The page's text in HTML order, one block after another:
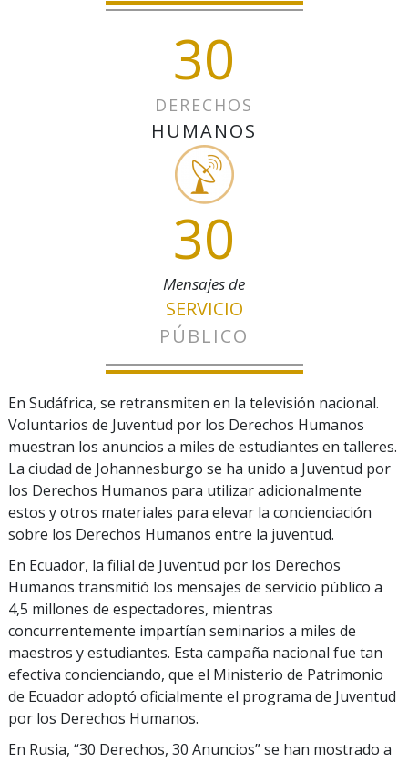
30
DERECHOS
HUMANOS
30
Mensajes de
SERVICIO
PÚBLICO
En Sudáfrica, se retransmiten en la televisión nacional.
Voluntarios de Juventud por los Derechos Humanos
muestran los anuncios a miles de estudiantes en talleres.
La ciudad de Johannesburgo se ha unido a Juventud por
los Derechos Humanos para utilizar adicionalmente
estos y otros materiales para elevar la concienciación
sobre los Derechos Humanos entre la juventud.
En Ecuador, la filial de Juventud por los Derechos
Humanos transmitió los mensajes de servicio público a
4,5 millones de espectadores, mientras
concurrentemente impartían seminarios a miles de
maestros y estudiantes. Esta campaña nacional fue tan
efectiva concienciando, que el Ministerio de Patrimonio
de Ecuador adoptó oficialmente el programa de Juventud
por los Derechos Humanos.
En Rusia, “30 Derechos, 30 Anuncios” se han mostrado a